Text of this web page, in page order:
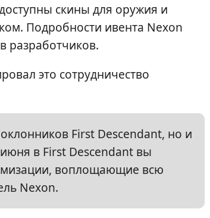
скины для оружия и
Подробности ивента Nexon
разработчиков.
это сотрудничество
First Descendant, но и
в First Descendant вы
воплощающие всю
Nexon.